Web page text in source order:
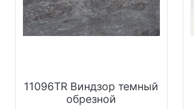
11096TR Виндзор темный
обрезной